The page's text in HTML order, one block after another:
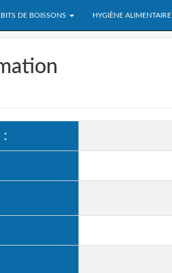
DE BOISSONS HYGIÈNE ALIMENTAIRE
: